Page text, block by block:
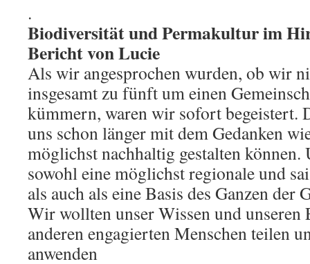
.
Biodiversität und Permakultur im
Bericht von Lucie
Als wir angesprochen wurden, ob wir
insgesamt zu fünft um einen
kümmern, waren wir sofort begeistert.
uns schon länger mit dem Gedanken
möglichst nachhaltig gestalten können.
sowohl eine möglichst regionale und
als auch als eine Basis des Ganzen der
Wir wollten unser Wissen und unseren
anderen engagierten Menschen teilen
anwenden